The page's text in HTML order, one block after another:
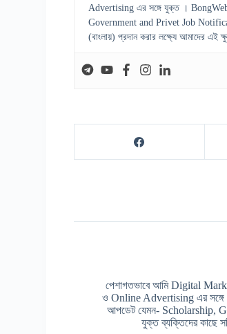
Advertising এর সঙ্গে যুক্ত । BongWeby
Government and Privet Job
(বাংলায়) প্রদান করার লক্ষ্যে আমাদের এই
পেশাগতভাবে আমি Digital
ও Online Advertising এর সঙ্গে
আপডেট যেমন- Scholarship,
যুক্ত ব্যক্তিদের কাছে